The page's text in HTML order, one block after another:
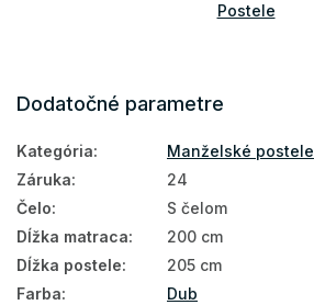
Postele
Dodatočné parametre
Kategória:
Manželské postele
Záruka:
24
Čelo:
S čelom
Dĺžka matraca:
200 cm
Dĺžka postele:
205 cm
Farba:
Dub